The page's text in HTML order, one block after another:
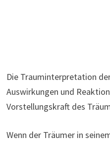
Die Trauminterpretation
Auswirkungen und
Vorstellungskraft des
Wenn der Träumer in